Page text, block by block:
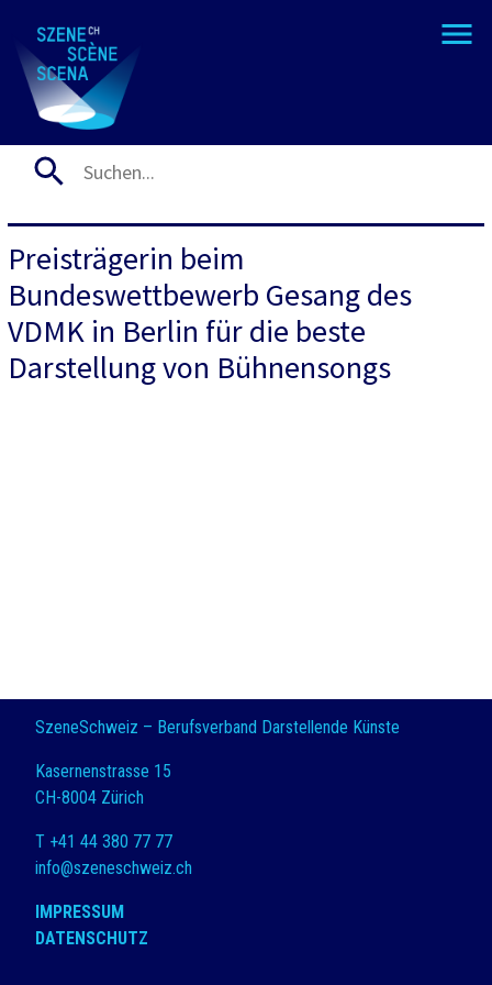
Preisträgerin beim
Bundeswettbewerb Gesang des
VDMK in Berlin für die beste
Darstellung von Bühnensongs
SzeneSchweiz – Berufsverband Darstellende Künste
Kasernenstrasse 15
CH-8004 Zürich
T +41 44 380 77 77
info@szeneschweiz.ch
IMPRESSUM
DATENSCHUTZ